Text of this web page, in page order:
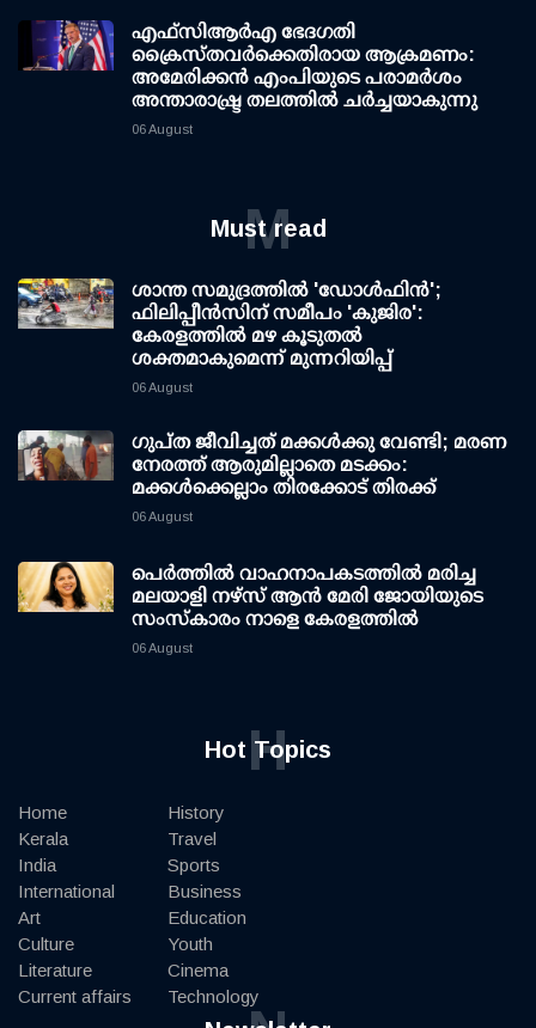
എഫ്‌സി‌ആര്‍‌എ ഭേദഗതി
ക്രൈസ്തവർക്കെതിരായ ആക്രമണം:
അമേരിക്കൻ എംപിയുടെ പരാമർശം
അന്താരാഷ്ട്ര തലത്തിൽ ചർച്ചയാകുന്നു
06 August
Must read
M
ശാന്ത സമുദ്രത്തില്‍ 'ഡോള്‍ഫിന്‍';
ഫിലിപ്പീന്‍സിന് സമീപം 'കുജിര':
കേരളത്തില്‍ മഴ കൂടുതല്‍
ശക്തമാകുമെന്ന് മുന്നറിയിപ്പ്
06 August
ഗുപ്ത ജീവിച്ചത് മക്കള്‍ക്കു വേണ്ടി; മരണ
നേരത്ത് ആരുമില്ലാതെ മടക്കം:
മക്കള്‍ക്കെല്ലാം തിരക്കോട് തിരക്ക്
06 August
പെർത്തിൽ വാഹനാപകടത്തിൽ മരിച്ച
മലയാളി നഴ്സ് ആൻ മേരി ജോയിയുടെ
സംസ്കാരം നാളെ കേരളത്തിൽ
06 August
Hot Topics
H
Home
Kerala
India
International
Art
Culture
Literature
Current affairs
History
Travel
Sports
Business
Education
Youth
Cinema
Technology